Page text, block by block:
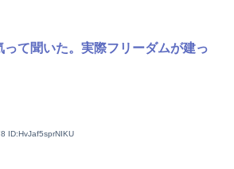
って聞いた。実際フリーダムが建っ
ID:HvJaf5sprNIKU